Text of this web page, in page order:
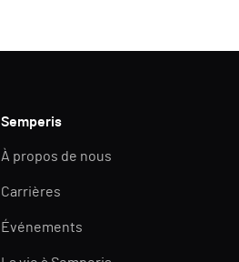
Semperis
À propos de nous
Carrières
Événements